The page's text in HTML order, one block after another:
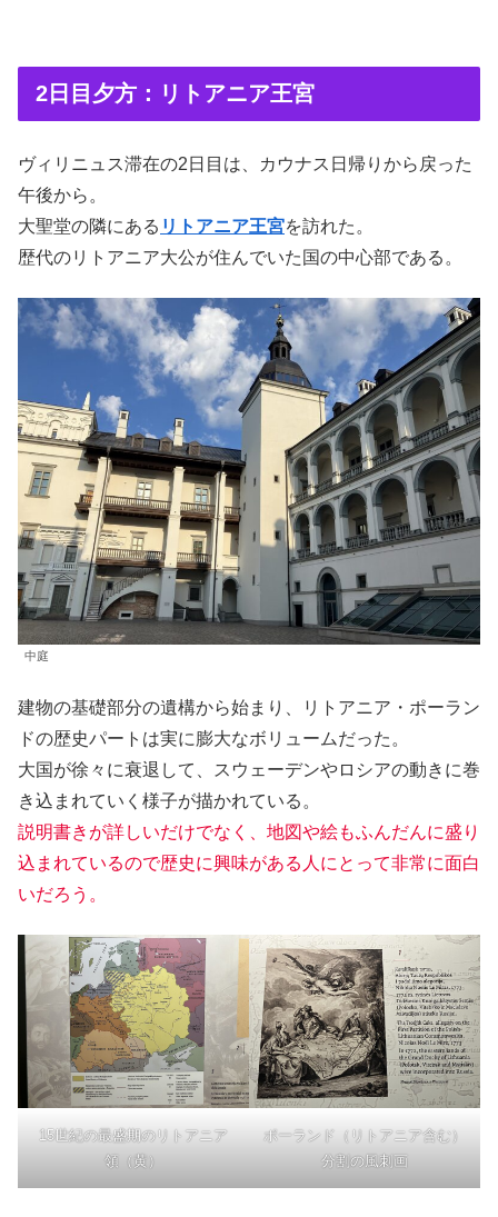
2日目夕方：リトアニア王宮
ヴィリニュス滞在の2日目は、カウナス日帰りから戻った
午後から。
大聖堂の隣にある リトアニア王宮を訪れた。
歴代のリトアニア大公が住んでいた国の中心部である。
中庭
建物の基礎部分の遺構から始まり、リトアニア・ポーラン
ドの歴史パートは実に膨大なボリュームだった。
大国が徐々に衰退して、スウェーデンやロシアの動きに巻
き込まれていく様子が描かれている。
説明書きが詳しいだけでなく、地図や絵もふんだんに盛り
込まれているので歴史に興味がある人にとって非常に面白
いだろう。
15世紀の最盛期のリトアニア
領（黄）
ポーランド（リトアニア含む）
分割の風刺画